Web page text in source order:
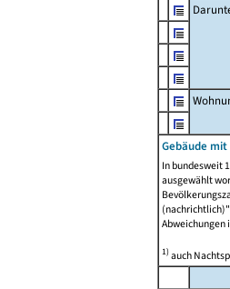
Gebäude
In bundesweit
ausgewählt
Abweichungen
1)auch